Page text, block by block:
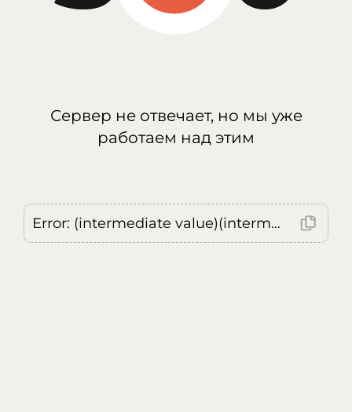
Сервер не отвечает, но мы уже
работаем над этим
Error: (intermediate value)(intermediate value)(intermediate value).replaceAll is not a function